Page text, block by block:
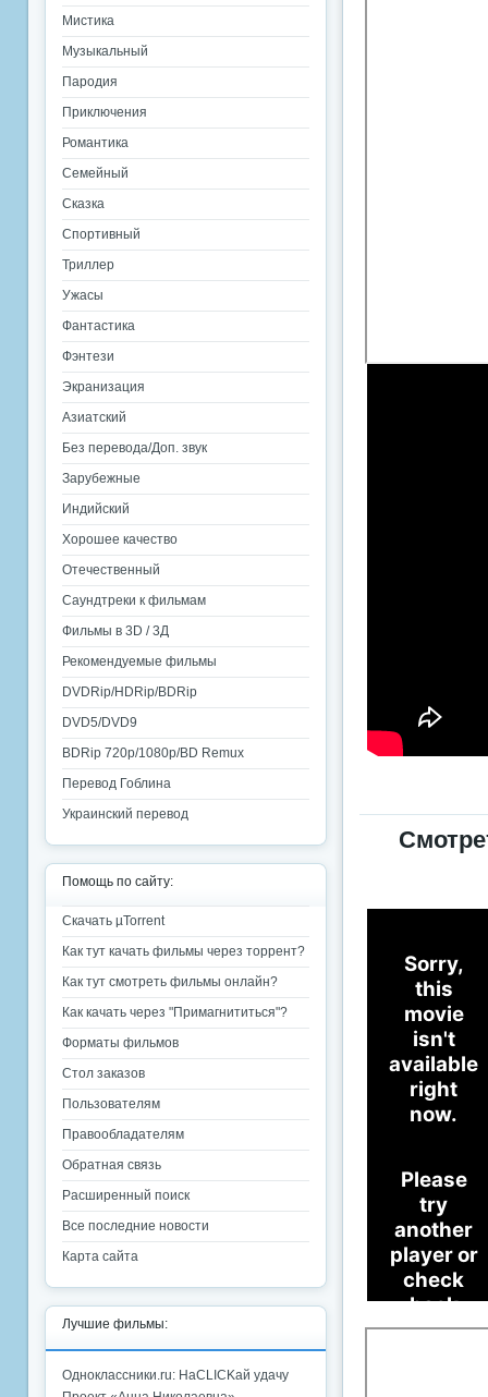
Мистика
Музыкальный
Пародия
Приключения
Романтика
Семейный
Сказка
Спортивный
Триллер
Ужасы
Фантастика
Фэнтези
Экранизация
Азиатский
Без перевода/Доп. звук
Зарубежные
Индийский
Хорошее качество
Отечественный
Саундтреки к фильмам
Фильмы в 3D / 3Д
Рекомендуемые фильмы
DVDRip/HDRip/BDRip
DVD5/DVD9
BDRip 720p/1080p/BD Remux
Перевод Гоблина
Украинский перевод
Помощь по сайту:
Скачать µTorrent
Как тут качать фильмы через торрент?
Как тут смотреть фильмы онлайн?
Как качать через "Примагнититься"?
Форматы фильмов
Стол заказов
Пользователям
Правообладателям
Обратная связь
Расширенный поиск
Все последние новости
Карта сайта
Лучшие фильмы:
Одноклассники.ru: НаCLICKай удачу